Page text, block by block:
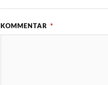
KOMMENTAR *